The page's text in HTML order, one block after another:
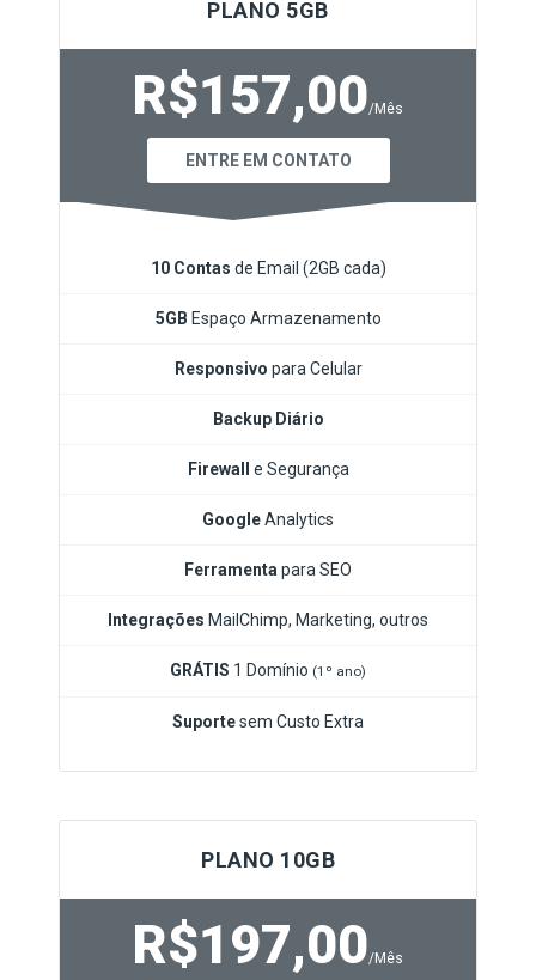
PLANO 5GB
R$157,00/Mês
ENTRE EM CONTATO
10 Contas de Email (2GB cada)
5GB Espaço Armazenamento
Responsivo para Celular
Backup Diário
Firewall e Segurança
GoogleAnalytics
Ferramenta para SEO
Integrações MailChimp, Marketing, outros
GRÁTIS 1 Domínio (1º ano)
Suportesem Custo Extra
PLANO 10GB
R$197,00/Mês